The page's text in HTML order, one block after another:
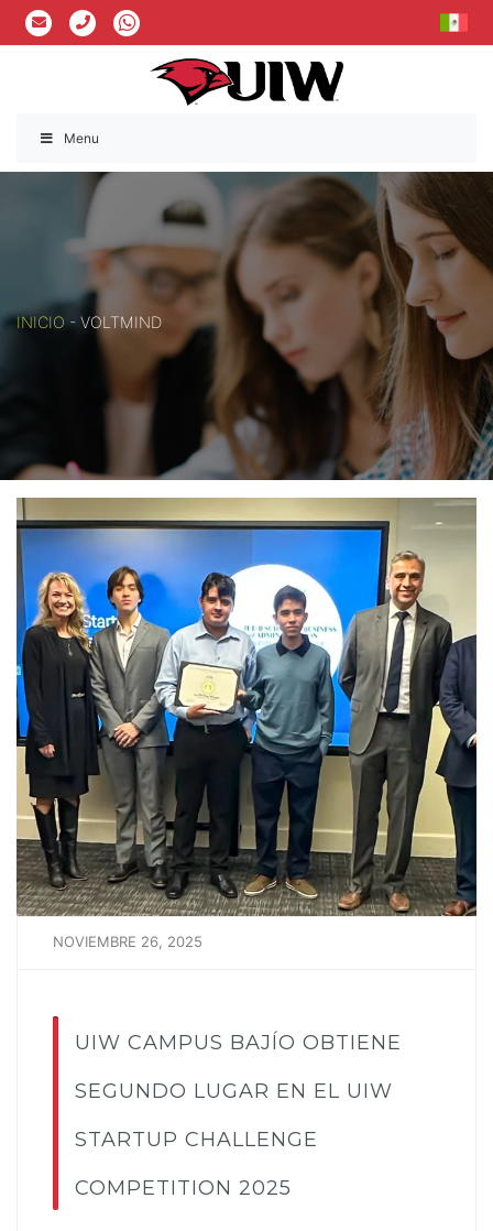
Menu
INICIO - VOLTMIND
NOVIEMBRE 26, 2025
UIW CAMPUS BAJÍO OBTIENE
SEGUNDO LUGAR EN EL UIW
STARTUP CHALLENGE
COMPETITION 2025